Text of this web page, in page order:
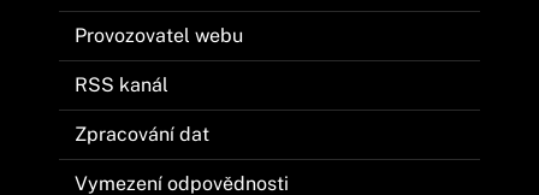
Provozovatel webu
RSS kanál
Zpracování dat
Vymezení odpovědnosti